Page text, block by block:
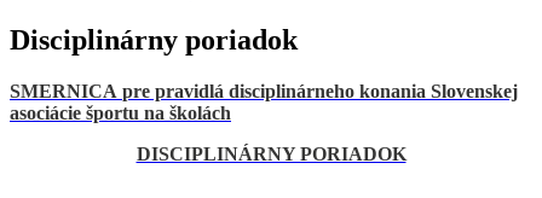
Disciplinárny poriadok
SMERNICA pre pravidlá disciplinárneho konania Slovenskej
asociácie športu na školách
DISCIPLINÁRNY PORIADOK